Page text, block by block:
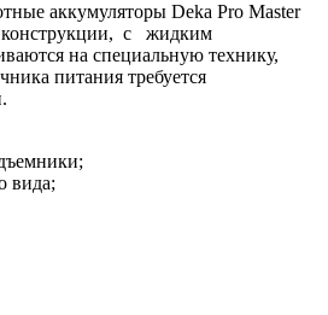
аккумуляторы Deka Pro Master
с жидким
на специальную технику,
питания требуется
вида;